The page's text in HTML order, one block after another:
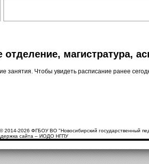
отделение, магистратура,
занятия. Чтобы увидеть расписание ранее
2014-2026 ФГБОУ ВО "Новосибирский государственный
сайта – ИОДО НГПУ